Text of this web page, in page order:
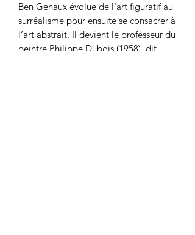
Ben Genaux évolue de l'art figuratif au
surréalisme pour ensuite se consacrer à
l’art abstrait. Il devient le professeur du
peintre Philippe Dubois (1958), dit